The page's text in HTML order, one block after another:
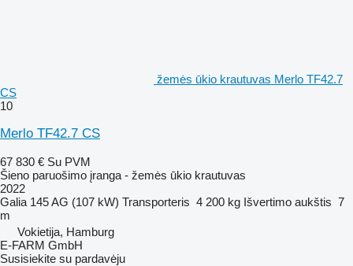
žemės ūkio krautuvas Merlo TF42.7
CS
10
Merlo TF42.7 CS
67 830 € Su PVM
Šieno paruošimo įranga - žemės ūkio krautuvas
2022
Galia 145 AG (107 kW) Transporteris 4 200 kg Išvertimo aukštis 7
m
Vokietija, Hamburg
E-FARM GmbH
Susisiekite su pardavėju